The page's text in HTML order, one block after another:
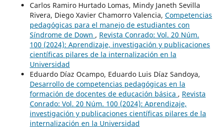
Carlos Ramiro Hurtado Lomas, Mindy Janeth Sevilla
Rivera, Diego Xavier Chamorro Valencia, Competencias
pedagógicas para el manejo de estudiantes con
Síndrome de Down , Revista Conrado: Vol. 20 Núm.
100 (2024): Aprendizaje, investigación y publicaciones
científicas pilares de la internalización en la
Universidad
Eduardo Díaz Ocampo, Eduardo Luis Díaz Sandoya,
Desarrollo de competencias pedagógicas en la
formación de docentes de educación básica , Revista
Conrado: Vol. 20 Núm. 100 (2024): Aprendizaje,
investigación y publicaciones científicas pilares de la
internalización en la Universidad